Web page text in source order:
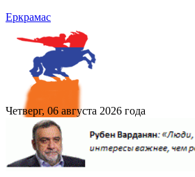
Еркрамас
Четверг, 06 августа 2026 года